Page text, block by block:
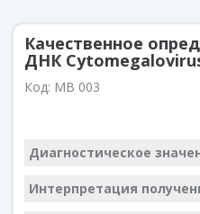
Качественное
ДНК
Код: MB 003
Диагностическое
Интерпретация